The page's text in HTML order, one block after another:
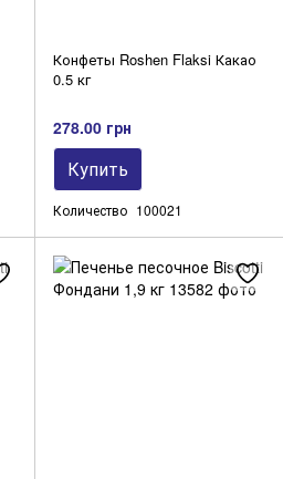
Конфеты Roshen Flaksi Какао
0.5 кг
278.00 грн
Купить
Количество 100021